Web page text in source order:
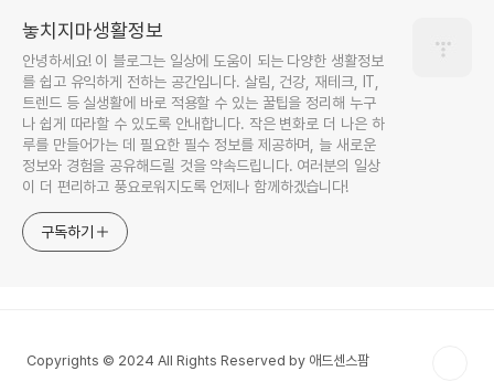
놓치지마생활정보
안녕하세요! 이 블로그는 일상에 도움이 되는 다양한 생활정보
를 쉽고 유익하게 전하는 공간입니다. 살림, 건강, 재테크, IT,
트렌드 등 실생활에 바로 적용할 수 있는 꿀팁을 정리해 누구
나 쉽게 따라할 수 있도록 안내합니다. 작은 변화로 더 나은 하
루를 만들어가는 데 필요한 필수 정보를 제공하며, 늘 새로운
정보와 경험을 공유해드릴 것을 약속드립니다. 여러분의 일상
이 더 편리하고 풍요로워지도록 언제나 함께하겠습니다!
구독하기
Copyrights © 2024 All Rights Reserved by 애드센스팜